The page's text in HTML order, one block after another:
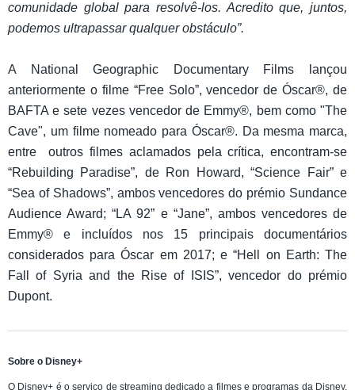
comunidade global para resolvê-los. Acredito que, juntos,
podemos ultrapassar qualquer obstáculo”.
A National Geographic Documentary Films lançou
anteriormente o filme “Free Solo”, vencedor de Óscar®, de
BAFTA e sete vezes vencedor de Emmy®, bem como "The
Cave", um filme nomeado para Óscar®. Da mesma marca,
entre outros filmes aclamados pela crítica, encontram-se
“Rebuilding Paradise”, de Ron Howard, “Science Fair” e
“Sea of Shadows”, ambos vencedores do prémio Sundance
Audience Award; “LA 92” e “Jane”, ambos vencedores de
Emmy® e incluídos nos 15 principais documentários
considerados para Óscar em 2017; e “Hell on Earth: The
Fall of Syria and the Rise of ISIS”, vencedor do prémio
Dupont.
Sobre o Disney+
O Disney+ é o serviço de streaming dedicado a filmes e programas da Disney,